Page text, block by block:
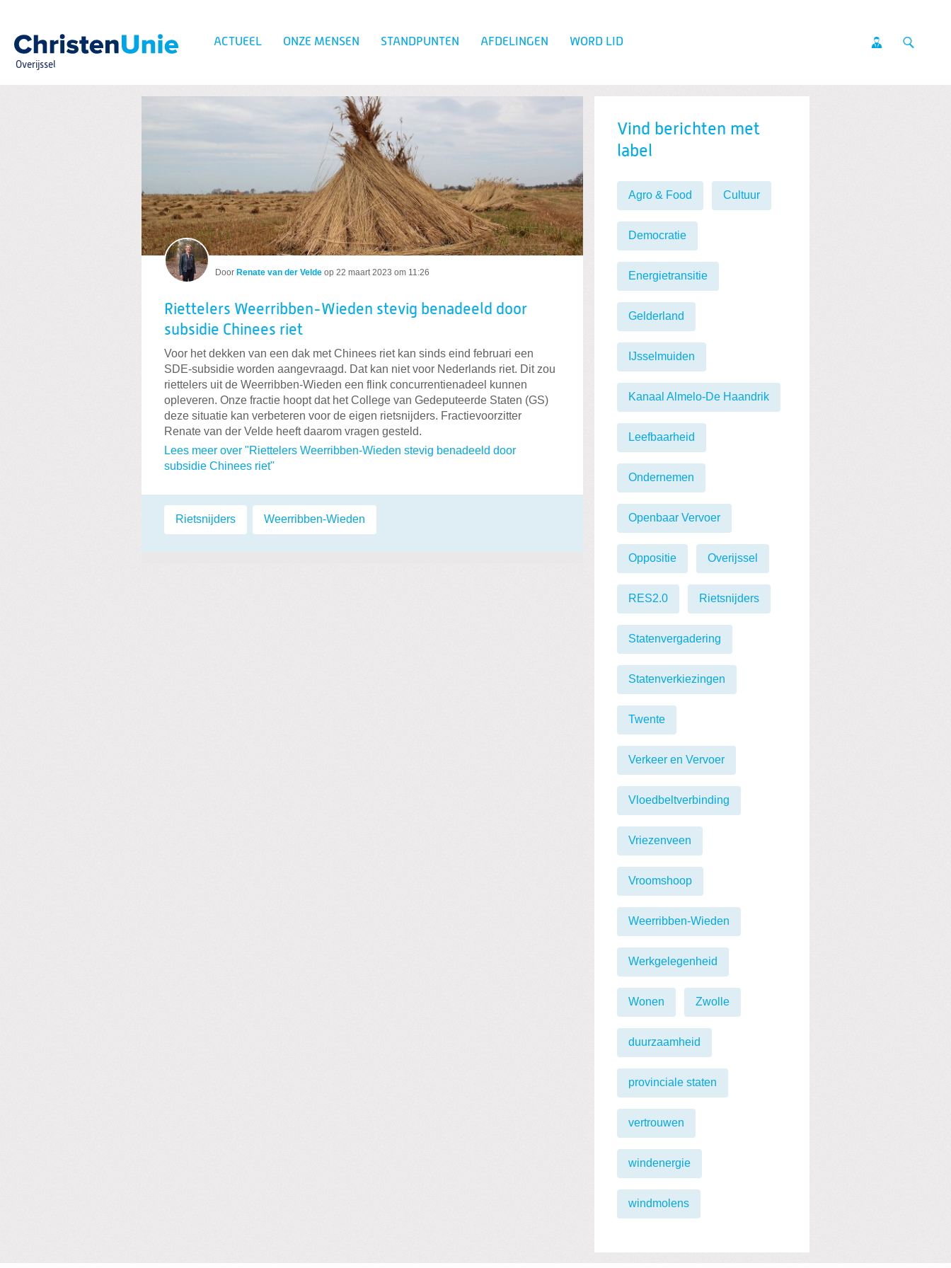
Spring
naar
inhoud
Overijssel
ACTUEEL ONZE MENSEN STANDPUNTEN AFDELINGEN WORD LID
Berichten over Weerribben-Wieden
Door Renate van der Velde op 22 maart 2023 om 11:26
Riettelers Weerribben-Wieden stevig benadeeld door
subsidie Chinees riet
Voor het dekken van een dak met Chinees riet kan sinds eind februari een
SDE-subsidie worden aangevraagd. Dat kan niet voor Nederlands riet. Dit zou
riettelers uit de Weerribben-Wieden een flink concurrentienadeel kunnen
opleveren. Onze fractie hoopt dat het College van Gedeputeerde Staten (GS)
deze situatie kan verbeteren voor de eigen rietsnijders. Fractievoorzitter
Renate van der Velde heeft daarom vragen gesteld.
Lees meer over "Riettelers Weerribben-Wieden stevig benadeeld door
subsidie Chinees riet"
Labels:
Rietsnijders Weerribben-Wieden
Vind berichten met
label
Agro & Food Cultuur
Democratie
Energietransitie
Gelderland
IJsselmuiden
Kanaal Almelo-De Haandrik
Leefbaarheid
Ondernemen
Openbaar Vervoer
Oppositie Overijssel
RES2.0 Rietsnijders
Statenvergadering
Statenverkiezingen
Twente
Verkeer en Vervoer
Vloedbeltverbinding
Vriezenveen
Vroomshoop
Weerribben-Wieden
Werkgelegenheid
Wonen Zwolle
duurzaamheid
provinciale staten
vertrouwen
windenergie
windmolens